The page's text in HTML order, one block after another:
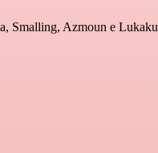
Smalling, Azmoun e Lukaku